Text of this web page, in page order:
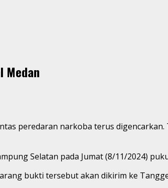
Medan
peredaran narkoba terus
Selatan pada Jumat (8/11/2024)
bukti tersebut akan dikirim ke